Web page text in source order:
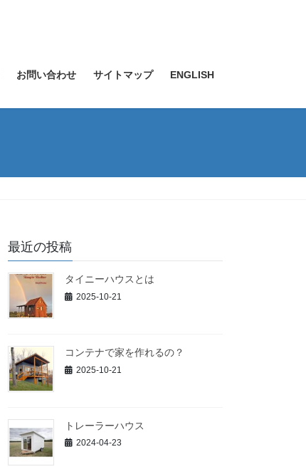
お問い合わせ サイトマップ ENGLISH
最近の投稿
タイニーハウスとは
2025-10-21
コンテナで家を作れるの？
2025-10-21
トレーラーハウス
2024-04-23